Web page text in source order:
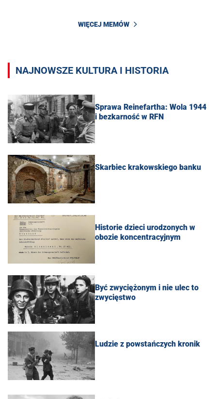
WIĘCEJ MEMÓW
NAJNOWSZE KULTURA I HISTORIA
Sprawa Reinefartha: Wola 1944
i bezkarność w RFN
Skarbiec krakowskiego banku
Historie dzieci urodzonych w
obozie koncentracyjnym
Być zwyciężonym i nie ulec to
zwycięstwo
Ludzie z powstańczych kronik